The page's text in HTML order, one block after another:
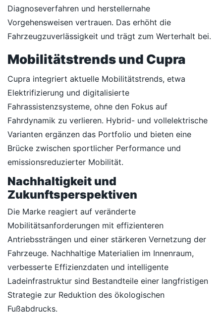
Diagnoseverfahren und herstellernahe
Vorgehensweisen vertrauen. Das erhöht die
Fahrzeugzuverlässigkeit und trägt zum Werterhalt bei.
Mobilitätstrends und Cupra
Cupra integriert aktuelle Mobilitätstrends, etwa
Elektrifizierung und digitalisierte
Fahrassistenzsysteme, ohne den Fokus auf
Fahrdynamik zu verlieren. Hybrid- und vollelektrische
Varianten ergänzen das Portfolio und bieten eine
Brücke zwischen sportlicher Performance und
emissionsreduzierter Mobilität.
Nachhaltigkeit und
Zukunftsperspektiven
Die Marke reagiert auf veränderte
Mobilitätsanforderungen mit effizienteren
Antriebssträngen und einer stärkeren Vernetzung der
Fahrzeuge. Nachhaltige Materialien im Innenraum,
verbesserte Effizienzdaten und intelligente
Ladeinfrastruktur sind Bestandteile einer langfristigen
Strategie zur Reduktion des ökologischen
Fußabdrucks.